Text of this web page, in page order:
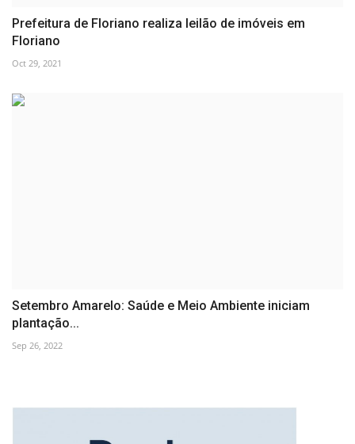
Prefeitura de Floriano realiza leilão de imóveis em
Floriano
Oct 29, 2021
Setembro Amarelo: Saúde e Meio Ambiente iniciam
plantação...
Sep 26, 2022